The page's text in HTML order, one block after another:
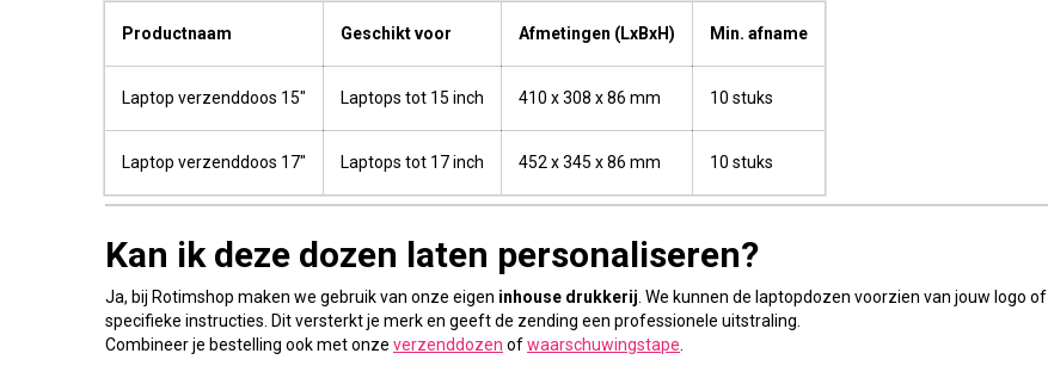
Productnaam Geschikt voor Afmetingen (LxBxH) Min. afname
Laptop verzenddoos 15" Laptops tot 15 inch 410 x 308 x 86 mm 10 stuks
Laptop verzenddoos 17" Laptops tot 17 inch 452 x 345 x 86 mm 10 stuks
Kan ik deze dozen laten personaliseren?
Ja, bij Rotimshop maken we gebruik van onze eigen inhouse drukkerij . We kunnen de laptopdozen voorzien van jouw logo of
specifieke instructies. Dit versterkt je merk en geeft de zending een professionele uitstraling.
Combineer je bestelling ook met onze verzenddozen ofwaarschuwingstape